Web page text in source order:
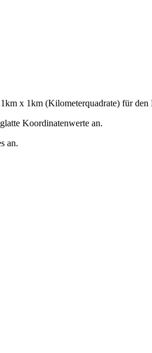
x 1km (Kilometerquadrate) für
Koordinatenwerte an.
an.